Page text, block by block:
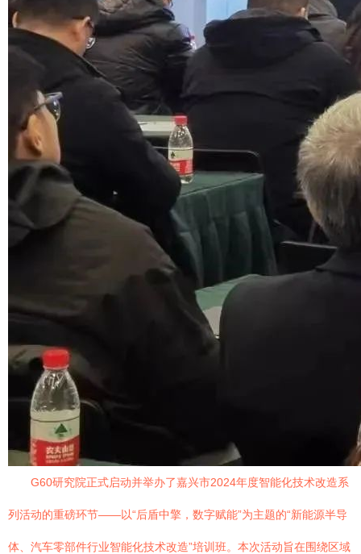
G60研究院正式启动并举办了嘉兴市2024年度智能化技术改造系
列活动的重磅环节——以“后盾中擎，数字赋能”为主题的“新能源半导
体、汽车零部件行业智能化技术改造”培训班。本次活动旨在围绕区域